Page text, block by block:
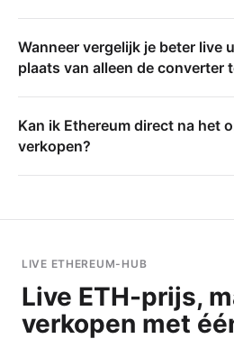
Wanneer vergelijk je beter live
plaats van alleen de converter
Kan ik Ethereum direct na het
verkopen?
LIVE ETHEREUM-HUB
Live ETH-prijs,
verkopen met